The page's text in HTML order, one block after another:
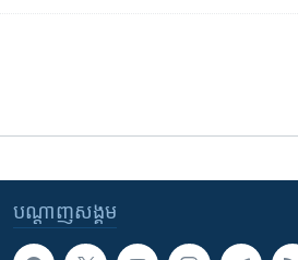
បណ្តាញ​សង្គម